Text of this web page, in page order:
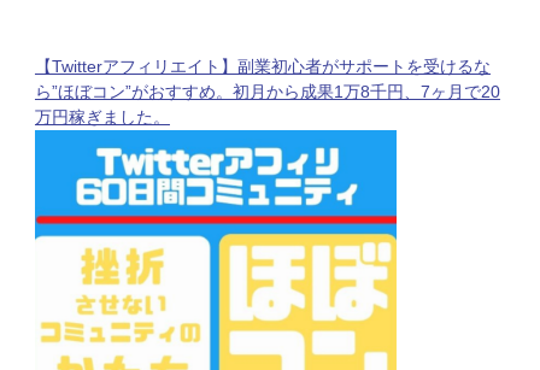
【Twitterアフィリエイト】副業初心者がサポートを受けるな
ら”ほぼコン”がおすすめ。初月から成果1万8千円、7ヶ月で20
万円稼ぎました。